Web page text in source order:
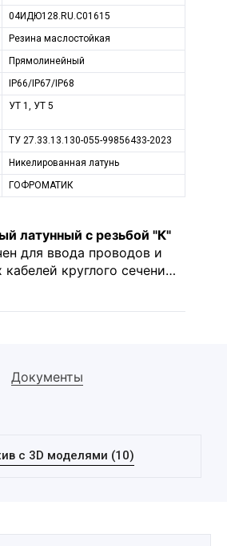
04ИДЮ128.RU.С01615
Резина маслостойкая
Прямолинейный
IP66/IP67/IP68
УТ 1, УТ 5
ТУ 27.33.13.130-055-99856433-2023
Никелированная латунь
ГОФРОМАТИК
латунный с резьбой "К"
для ввода проводов и
круглого сечения
оборудование с целью
от механического
кольцо,
Документы
с 3D моделями (10)